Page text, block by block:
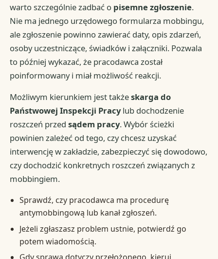
warto szczególnie zadbać o pisemne zgłoszenie.
Nie ma jednego urzędowego formularza mobbingu,
ale zgłoszenie powinno zawierać daty, opis zdarzeń,
osoby uczestniczące, świadków i załączniki. Pozwala
to później wykazać, że pracodawca został
poinformowany i miał możliwość reakcji.
Możliwym kierunkiem jest takżeskarga do
Państwowej Inspekcji Pracylub dochodzenie
roszczeń przedsądem pracy. Wybór ścieżki
powinien zależeć od tego, czy chcesz uzyskać
interwencję w zakładzie, zabezpieczyć się dowodowo,
czy dochodzić konkretnych roszczeń związanych z
mobbingiem.
Sprawdź, czy pracodawca ma procedurę
antymobbingową lub kanał zgłoszeń.
Jeżeli zgłaszasz problem ustnie, potwierdź go
potem wiadomością.